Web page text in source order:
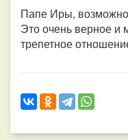
Папе Иры, возможно,
Это очень верное и
трепетное